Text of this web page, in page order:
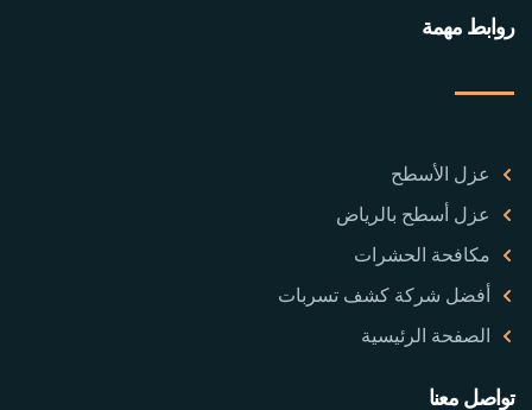
روابط مهمة
عزل الأسطح
عزل أسطح بالرياض
مكافحة الحشرات
أفضل شركة كشف تسربات
الصفحة الرئيسية
تواصل معنا